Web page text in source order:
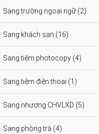
Sang trường ngoại ngữ (2)
Sang khách sạn (16)
Sang tiệm photocopy (4)
Sang tiệm điện thoại (1)
Sang nhượng CHVLXD (5)
Sang phòng trà (4)